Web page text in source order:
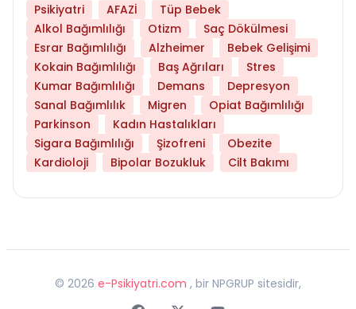
Psikiyatri AFAZİ
Tüp Bebek
Alkol Bağımlılığı
Otizm
Saç Dökülmesi
Esrar Bağımlılığı
Alzheimer
Bebek Gelişimi
Kokain Bağımlılığı
Baş Ağrıları
Stres
Kumar Bağımlılığı
Demans
Depresyon
Sanal Bağımlılık
Migren
Opiat Bağımlılığı
Parkinson
Kadın Hastalıkları
Sigara Bağımlılığı
Şizofreni
Obezite
Kardioloji
Bipolar Bozukluk Cilt Bakımı
© 2026 e-Psikiyatri.com , bir NPGRUP sitesidir,